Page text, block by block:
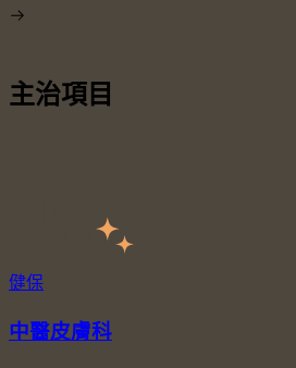
主治項目
健保
中醫皮膚科